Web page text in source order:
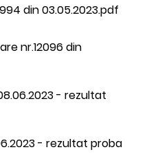
din 03.05.2023.pdf
nr.12096 din
- rezultat
- rezultat proba